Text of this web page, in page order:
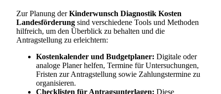
Zur Planung derKinderwunsch Diagnostik Kosten
Landesförderung sind verschiedene Tools und Methoden
hilfreich, um den Überblick zu behalten und die
Antragstellung zu erleichtern:
Kostenkalender und Budgetplaner: Digitale oder
analoge Planer helfen, Termine für Untersuchungen,
Fristen zur Antragstellung sowie Zahlungstermine zu
organisieren.
Checklisten für Antragsunterlagen: Diese